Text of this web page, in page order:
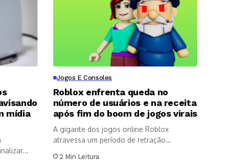
mídia
Jogos E Consoles
Roblox enfrenta queda no
número de usuários e na receita
após fim do boom de jogos virais
A gigante dos jogos online Roblox
atravessa um período de retração
2 Min Leitura